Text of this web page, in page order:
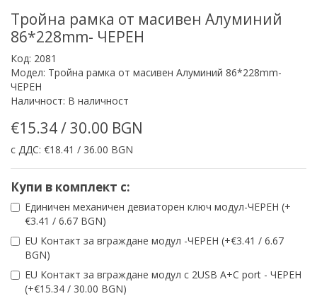
Тройна рамка от масивен Алуминий
86*228mm- ЧЕРЕН
Код: 2081
Модел: Тройна рамка от масивен Алуминий 86*228mm-
ЧЕРЕН
Наличност: В наличност
€15.34 / 30.00 BGN
с ДДС: €18.41 / 36.00 BGN
Купи в комплект с:
Единичен механичен девиаторен ключ модул-ЧЕРЕН (+
€3.41 / 6.67 BGN)
EU Контакт за вграждане модул -ЧЕРЕН (+€3.41 / 6.67
BGN)
EU Контакт за вграждане модул с 2USB A+C port - ЧЕРЕН
(+€15.34 / 30.00 BGN)